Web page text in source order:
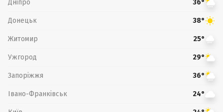
Дніпро 36°
Донецьк 38°
Житомир 25°
Ужгород 29°
Запоріжжя 36°
Івано-Франківськ 24°